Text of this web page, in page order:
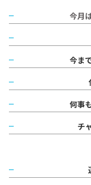
今月
今ま
何事
チ